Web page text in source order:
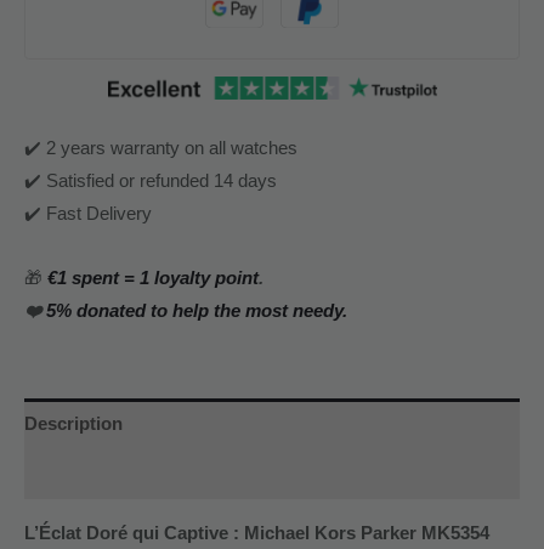
✔️ 2 years warranty on all watches
✔️ Satisfied or refunded 14 days
✔️ Fast Delivery
🎁 €1 spent = 1 loyalty point.
❤️5% donated to help the most needy.
Description
L’Éclat Doré qui Captive : Michael Kors Parker MK5354